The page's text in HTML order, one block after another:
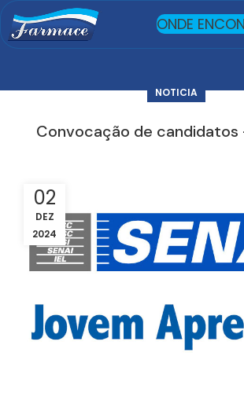
ONDE
NOTICIA
Convocação de candidatos
02
DEZ
2024